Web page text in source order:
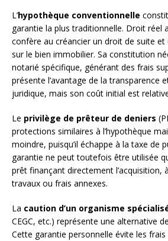
L’hypothèque conventionnelle
garantie la plus traditionnelle. Droit réel
confère au créancier un droit de suite
sur le bien immobilier. Sa constitution
notarié spécifique, générant des frais
présente l’avantage de la transparence
juridique, mais son coût initial est
Le privilège de prêteur de deniers
protections similaires à l’hypothèque
moindre, puisqu’il échappe à la taxe de
garantie ne peut toutefois être utilisée
prêt finançant directement l’acquisition,
travaux ou frais annexes.
La caution d’un organisme
CEGC, etc.) représente une alternative
Cette garantie personnelle évite les frais